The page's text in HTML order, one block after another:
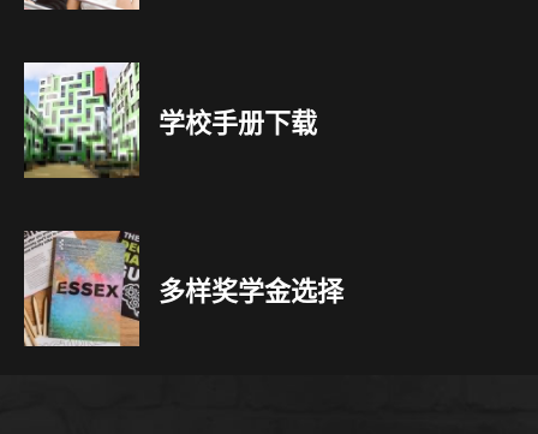
学校手册下载
多样奖学金选择